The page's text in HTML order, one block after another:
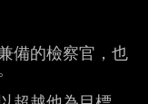
備的檢察官，也